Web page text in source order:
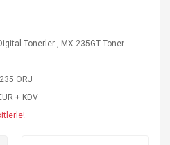
Tonerler , MX-235GT Toner
ORJ
+ KDV